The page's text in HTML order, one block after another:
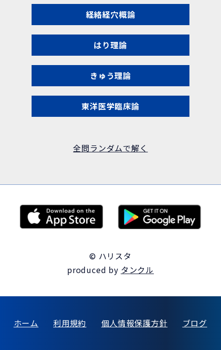
経絡経穴概論
はり理論
きゅう理論
東洋医学臨床論
全問ランダムで解く
© ハリスタ
produced by タンクル
ホーム 利用規約 個人情報保護方針 ブログ